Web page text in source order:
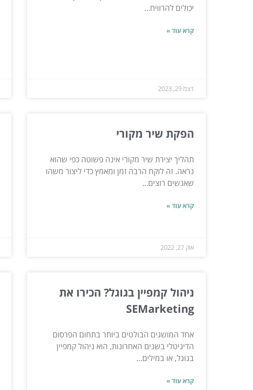
יכולים להרוויח...
קרא עוד »
דצמ 29, 2023
הפקת שיר מקורי
תהליך יצירת שיר מקורי אינה פשוטה כפי שהוא
נראה. זה לוקח הרבה זמן ומאמץ כדי ליצור משהו
שאנשים רוצים...
קרא עוד »
אוק 27, 2022
ניהול קמפיין בגוגל? הכירו את
SEMarketing
אחד המושגים הבולטים ביותר בתחום הפרסום
הדיגיטלי בשנים האחרונות, הוא ניהול קמפיין
בגוגל, או במילים...
קרא עוד »